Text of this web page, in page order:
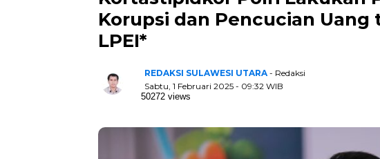
Korupsi dan Pencucian
LPEI*
REDAKSI SULAWESI UTARA - Redaksi
Sabtu, 1 Februari 2025 - 09:32 WIB
50272 views